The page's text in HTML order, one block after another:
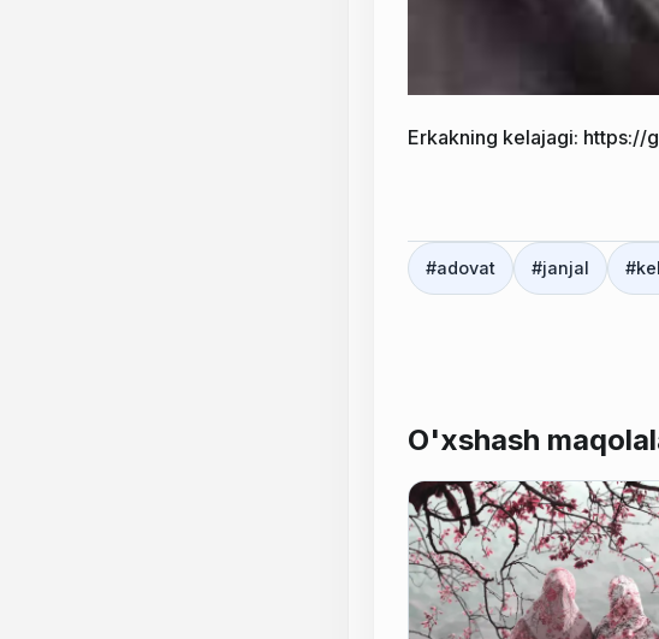
Erkakning kelajagi: https://
#adovat #janjal #
O'xshash